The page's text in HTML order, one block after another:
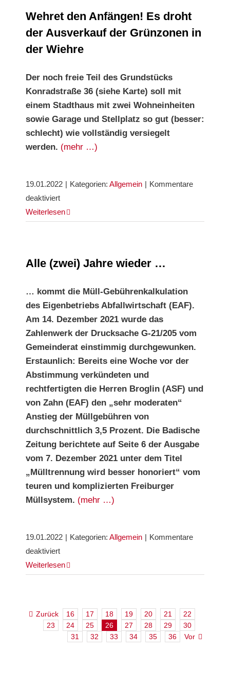
Wehret den Anfängen! Es droht
der Ausverkauf der Grünzonen in
der Wiehre
Der noch freie Teil des Grundstücks
Konradstraße 36 (siehe Karte) soll mit
einem Stadthaus mit zwei Wohneinheiten
sowie Garage und Stellplatz so gut (besser:
schlecht) wie vollständig versiegelt
werden. (mehr …)
19.01.2022 | Kategorien: Allgemein | Kommentare
deaktiviertfür
Wehret
droht
Ausverkauf
der
Grünzonen
in
der
Wiehre
Weiterlesen
Alle (zwei) Jahre wieder …
… kommt die Müll-Gebührenkalkulation
des Eigenbetriebs Abfallwirtschaft (EAF).
Am 14. Dezember 2021 wurde das
Zahlenwerk der Drucksache G-21/205 vom
Gemeinderat einstimmig durchgewunken.
Erstaunlich: Bereits eine Woche vor der
Abstimmung verkündeten und
rechtfertigten die Herren Broglin (ASF) und
von Zahn (EAF) den „sehr moderaten“
Anstieg der Müllgebühren von
durchschnittlich 3,5 Prozent. Die Badische
Zeitung berichtete auf Seite 6 der Ausgabe
vom 7. Dezember 2021 unter dem Titel
„Mülltrennung wird besser honoriert“ vom
teuren und komplizierten Freiburger
Müllsystem. (mehr …)
19.01.2022 | Kategorien: Allgemein | Kommentare
deaktiviertfür
Alle
…
Weiterlesen
Zurück 16 17 18 19 20 21
22
23
24 25 26 27 28 29
30
31
32 33 34 35 36 Vor